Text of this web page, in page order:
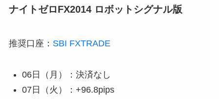
ナイトゼロFX2014 ロボットシグナル版
推奨口座： SBI FXTRADE
06日（月）：決済なし
07日（火）：+96.8pips